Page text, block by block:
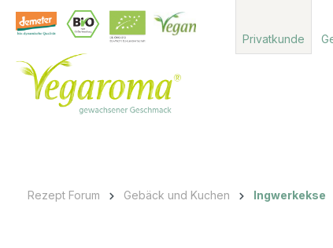
Hauptinhalt springen
Zur Suche springen
Zur Hauptnavigation springen
Privatkunde
Rezept Forum Gebäck und Kuchen Ingwerkekse